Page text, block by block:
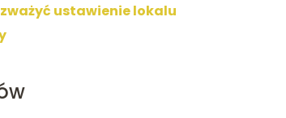
ustawienie lokalu